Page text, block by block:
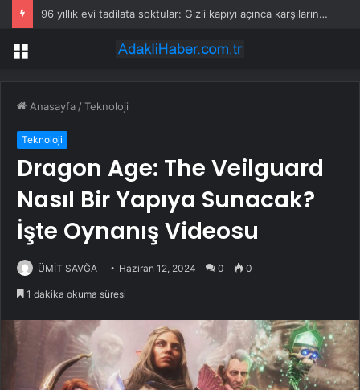
96 yıllık evi tadilata soktular: Gizli kapıyı açınca karşılarına çıktı
Menü
Anasayfa /Teknoloji
Teknoloji
Dragon Age: The Veilguard
Nasıl Bir Yapıya Sunacak?
İşte Oynanış Videosu
ÜMİT SAVĞA Haziran 12, 2024 0 0
1 dakika okuma süresi